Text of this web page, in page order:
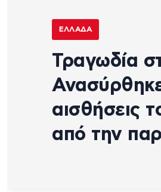
ΕΛΛΆΔΑ
Τραγωδία
αισθήσεις
από την